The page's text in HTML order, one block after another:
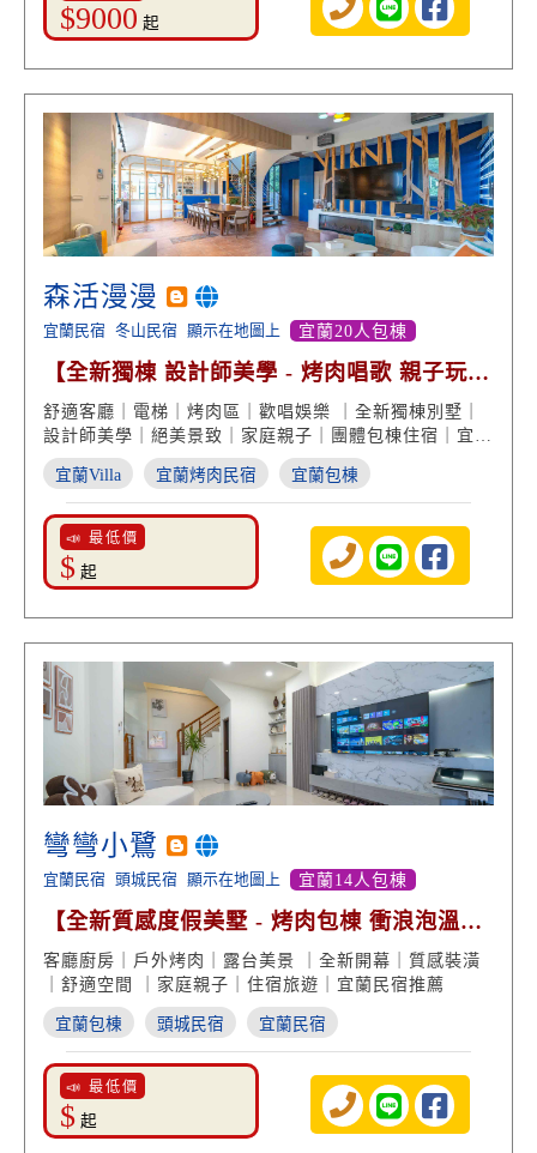
$9000 起
森活漫漫
宜蘭民宿 冬山民宿 顯示在地圖上 宜蘭20人包棟
【全新獨棟 設計師美學 - 烤肉唱歌 親子玩樂
絕美景致】
舒適客廳｜電梯｜烤肉區｜歡唱娛樂 ｜全新獨棟別墅｜
設計師美學｜絕美景致｜家庭親子｜團體包棟住宿｜宜蘭
民宿推薦
宜蘭Villa 宜蘭烤肉民宿 宜蘭包棟
📣 最低價
$ 起
彎彎小鷺
宜蘭民宿 頭城民宿 顯示在地圖上 宜蘭14人包棟
【全新質感度假美墅 - 烤肉包棟 衝浪泡溫泉
都方便】
客廳廚房｜戶外烤肉｜露台美景 ｜全新開幕｜質感裝潢
｜舒適空間 ｜家庭親子｜住宿旅遊｜宜蘭民宿推薦
宜蘭包棟 頭城民宿 宜蘭民宿
📣 最低價
$ 起